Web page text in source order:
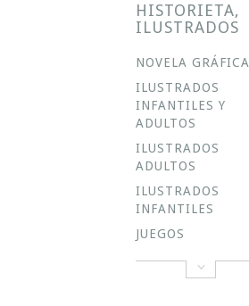
HISTORIETA,
ILUSTRADOS
NOVELA GRÁFICA
ILUSTRADOS
INFANTILES Y
ADULTOS
ILUSTRADOS
ADULTOS
ILUSTRADOS
INFANTILES
JUEGOS